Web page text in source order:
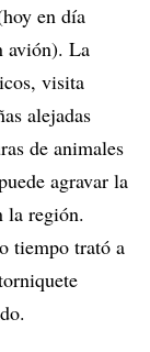
en día
avión). La
visita
alejadas
de animales
agravar la
la región.
tiempo trató a